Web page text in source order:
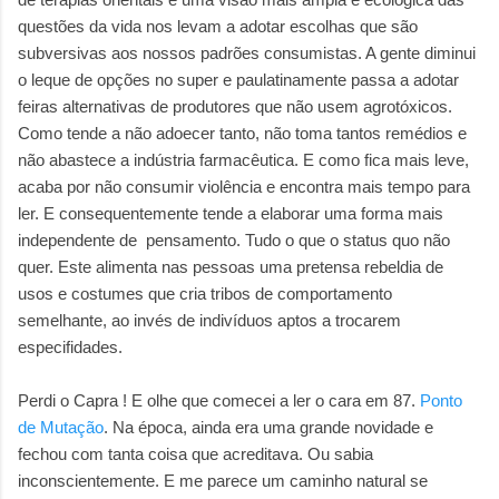
questões da vida nos levam a adotar escolhas que são
subversivas aos nossos padrões consumistas. A gente diminui
o leque de opções no super e paulatinamente passa a adotar
feiras alternativas de produtores que não usem agrotóxicos.
Como tende a não adoecer tanto, não toma tantos remédios e
não abastece a indústria farmacêutica. E como fica mais leve,
acaba por não consumir violência e encontra mais tempo para
ler. E consequentemente tende a elaborar uma forma mais
independente de pensamento. Tudo o que o status quo não
quer. Este alimenta nas pessoas uma pretensa rebeldia de
usos e costumes que cria tribos de comportamento
semelhante, ao invés de indivíduos aptos a trocarem
especifidades.
Perdi o Capra ! E olhe que comecei a ler o cara em 87. Ponto
de Mutação. Na época, ainda era uma grande novidade e
fechou com tanta coisa que acreditava. Ou sabia
inconscientemente. E me parece um caminho natural se